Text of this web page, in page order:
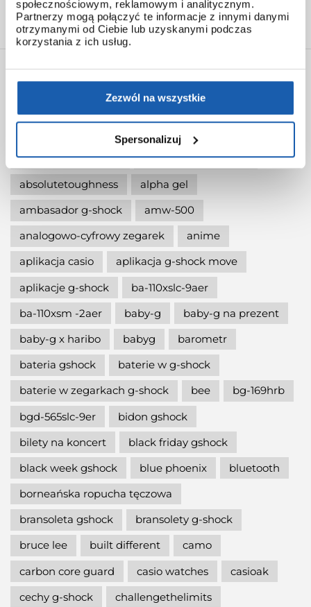
społecznościowym, reklamowym i analitycznym.
Partnerzy mogą połączyć te informacje z innymi danymi
otrzymanymi od Ciebie lub uzyskanymi podczas
korzystania z ich usług.
Zezwól na wszystkie
Spersonalizuj
Średnia ocen4.9/ 5. Ilość wszystkich ocen:17
7 letnia bateria
absolute toughness
absolutet toughness
absolutetoughness
alpha gel
ambasador g-shock
amw-500
analogowo-cyfrowy zegarek
anime
aplikacja casio
aplikacja g-shock move
aplikacje g-shock
ba-110xslc-9aer
ba-110xsm -2aer
baby-g
baby-g na prezent
baby-g x haribo
babyg
barometr
bateria gshock
baterie w g-shock
baterie w zegarkach g-shock
bee
bg-169hrb
bgd-565slc-9er
bidon gshock
bilety na koncert
black friday gshock
black week gshock
blue phoenix
bluetooth
borneańska ropucha tęczowa
bransoleta gshock
bransolety g-shock
bruce lee
built different
camo
carbon core guard
casio watches
casioak
cechy g-shock
challengethelimits